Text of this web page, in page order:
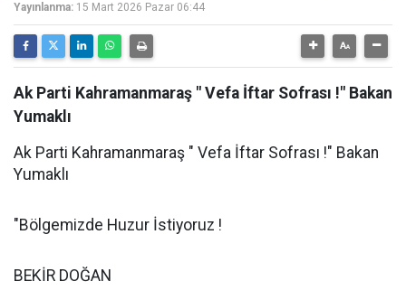
Yayınlanma: 15 Mart 2026 Pazar 06:44
Ak Parti Kahramanmaraş " Vefa İftar Sofrası !" Bakan
Yumaklı
Ak Parti Kahramanmaraş " Vefa İftar Sofrası !" Bakan
Yumaklı
"Bölgemizde Huzur İstiyoruz !
BEKİR DOĞAN